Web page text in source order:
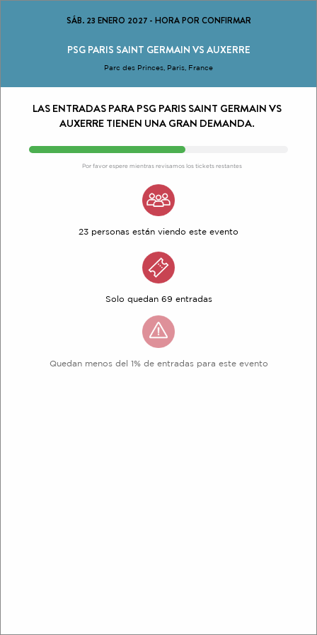
SÁB. 23 ENERO 2027- HORA POR CONFIRMAR
PSG PARIS SAINT GERMAIN VS AUXERRE
Parc des Princes, Paris, France
LAS ENTRADAS PARA PSG PARIS SAINT GERMAIN VS
AUXERRE TIENEN UNA GRAN DEMANDA.
Por favor espere mientras revisamos los tickets restantes
23 personas están viendo este evento
Solo quedan 69 entradas
Quedan menos del 1% de entradas para este evento